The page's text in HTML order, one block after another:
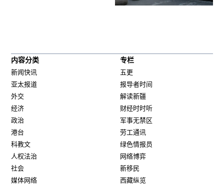
内容分类
新闻快讯
亚太报道
外交
经济
政治
港台
科教文
人权法治
社会
媒体网络
专栏
五更
报导者时间
解读新疆
财经时时听
军事无禁区
劳工通讯
绿色情报员
网络博弈
新移民
西藏纵览